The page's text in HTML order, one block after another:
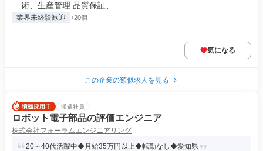
術、生産管理 品質保証、...
業界未経験歓迎 +20個
気になる
この企業の類似求人を見る
派遣社員
ロボット電子部品の評価エンジニア
株式会社フォーラムエンジニアリング
20～40代活躍中◆月給35万円以上◆転勤なし◆愛知県